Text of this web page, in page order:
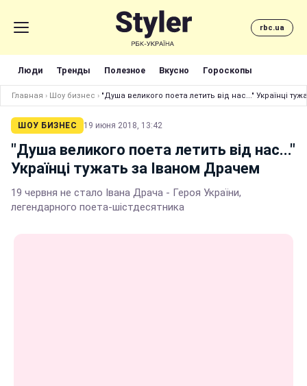
rbc.ua
Люди Тренды Полезное Вкусно Гороскопы
Главная › Шоу бизнес › "Душа великого поета летить від нас..." Українці
ШОУ БИЗНЕС 19 июня 2018, 13:42
"Душа великого поета летить від нас..."
Українці тужать за Іваном Драчем
19 червня не стало Івана Драча - Героя України,
легендарного поета-шістдесятника